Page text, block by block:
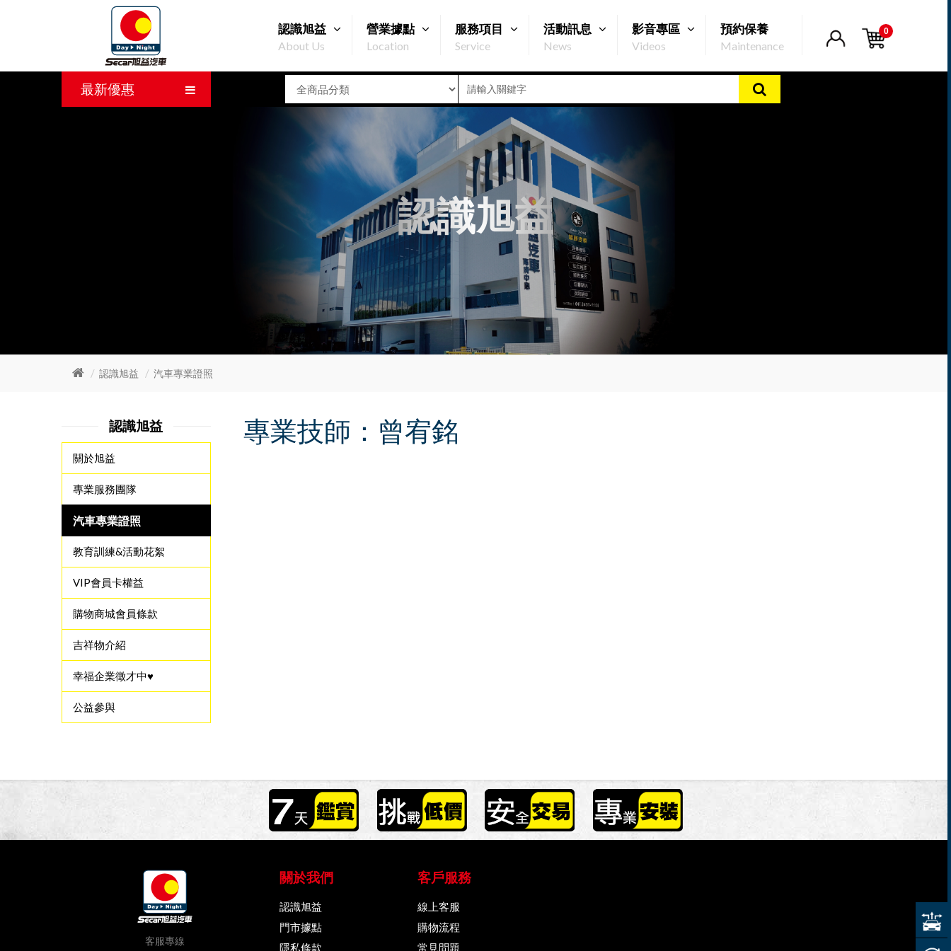
0
認識旭益
About Us
營業據點
Location
服務項目
Service
活動訊息
News
影音專區
Videos
預約保養
Maintenance
最新優惠
認識旭益
認識旭益 汽車專業證照
專業技師：曾宥銘
認識旭益
關於旭益
專業服務團隊
汽車專業證照
教育訓練&活動花絮
VIP會員卡權益
購物商城會員條款
吉祥物介紹
幸福企業徵才中♥
公益參與
客服專線
關於我們
認識旭益
門市據點
隱私條款
客戶服務
線上客服
購物流程
常見問題